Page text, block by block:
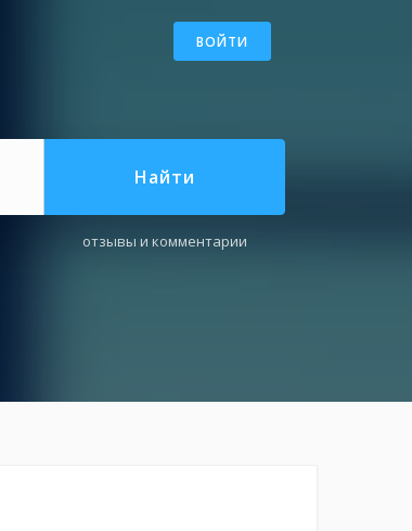
ВОЙТИ
Найти
отзывы и комментарии